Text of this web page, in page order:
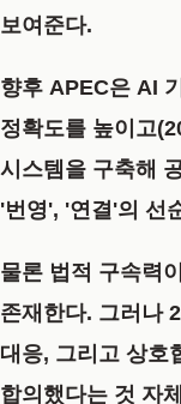
보여준다.
향후 APEC은 AI
정확도를 높이고
시스템을 구축해
'번영', '연결'의 선
물론 법적 구속력
존재한다. 그러나
대응, 그리고 상호
합의했다는 것 자